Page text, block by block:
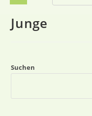
Junge
Suchen